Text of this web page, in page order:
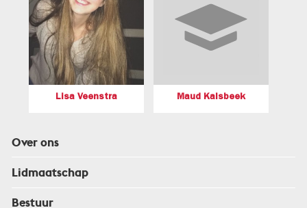
Over ons
Lidmaatschap
Bestuur
Lisa Veenstra Maud Kalsbeek